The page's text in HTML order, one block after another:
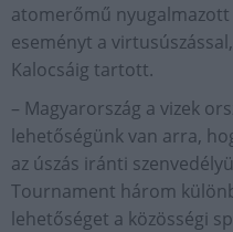
atomerőmű
eseményt a
Kalocsáig tartott.
– Magyarország a vizek
lehetőségünk van arra,
az úszás iránti
Tournament három
lehetőséget a közösségi